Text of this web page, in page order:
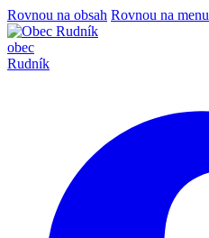
Rovnou na obsah Rovnou na menu
obec
Rudník